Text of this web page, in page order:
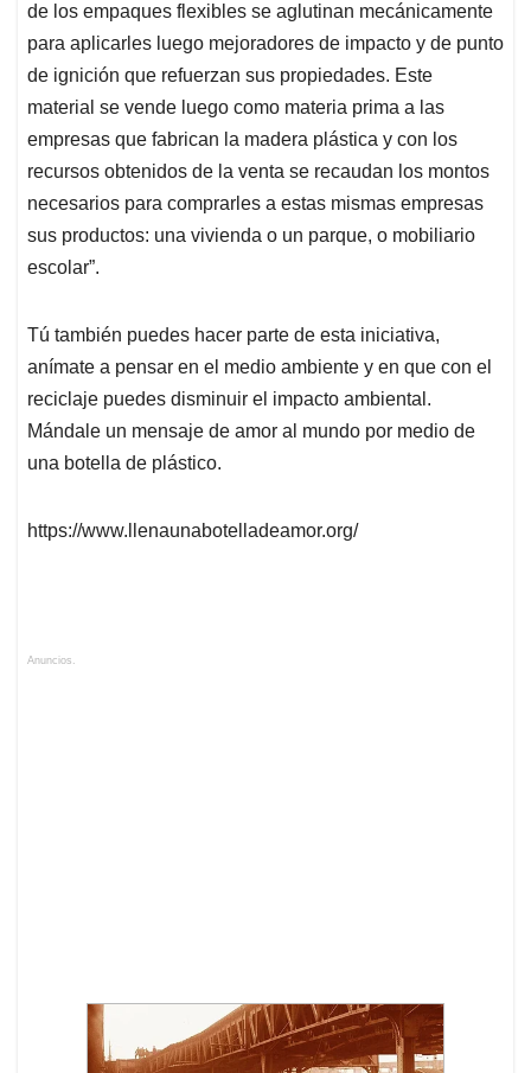
de los empaques flexibles se aglutinan mecánicamente
para aplicarles luego mejoradores de impacto y de punto
de ignición que refuerzan sus propiedades. Este
material se vende luego como materia prima a las
empresas que fabrican la madera plástica y con los
recursos obtenidos de la venta se recaudan los montos
necesarios para comprarles a estas mismas empresas
sus productos: una vivienda o un parque, o mobiliario
escolar”.
Tú también puedes hacer parte de esta iniciativa,
anímate a pensar en el medio ambiente y en que con el
reciclaje puedes disminuir el impacto ambiental.
Mándale un mensaje de amor al mundo por medio de
una botella de plástico.
https://www.llenaunabotelladeamor.org/
Anuncios.